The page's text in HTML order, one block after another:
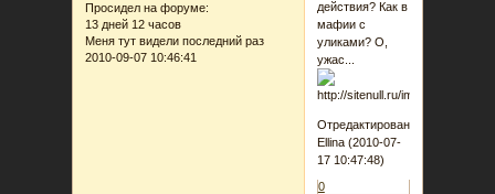
Просидел на форуме:
13 дней 12 часов
Меня тут видели последний раз
2010-09-07 10:46:41
действия? Как в
мафии с
уликами? О,
ужас...
Отредактировано
Ellina (2010-07-
17 10:47:48)
0